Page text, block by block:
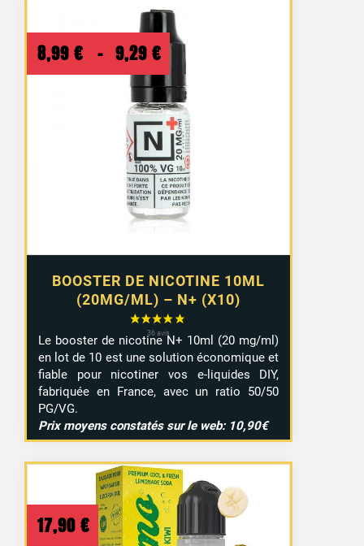
BOOSTER DE NICOTINE 10ML
(20MG/ML) – N+ (X10)
8,99 € – 9,29 € Plage
de
prix :
8,99 €
à
9,29 €
Le booster de nicotine N+ 10ml (20 mg/ml)
en lot de 10 est une solution économique et
fiable pour nicotiner vos e-liquides DIY,
fabriquée en France, avec un ratio 50/50
PG/VG.
Prix moyens constatés sur le web: 10,90€
17,90 €